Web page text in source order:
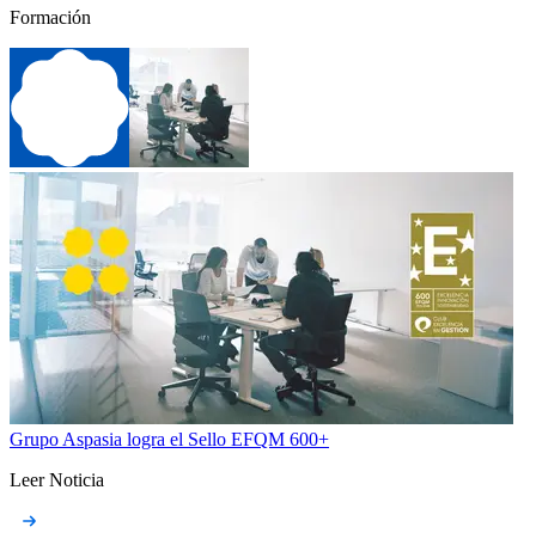
Formación
Grupo Aspasia logra el Sello EFQM 600+
Leer Noticia